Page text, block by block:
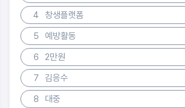
4
창생플랫폼
5
예방활동
6
2만원
7
김응수
8
대중